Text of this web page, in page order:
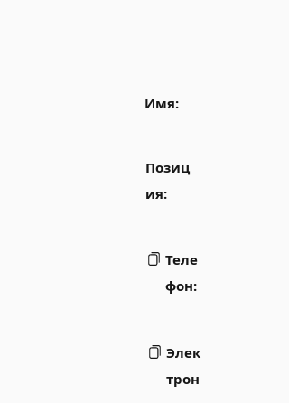
Имя:
Позиц
ия:
Теле
фон:
Элек
трон